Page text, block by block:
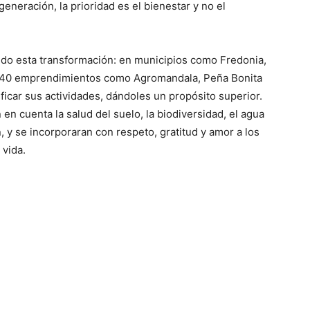
la prioridad es el bienestar y no el
esta transformación: en municipios como Fredonia,
emprendimientos como Agromandala, Peña Bonita
sus actividades, dándoles un propósito superior.
cuenta la salud del suelo, la biodiversidad, el agua
y se incorporaran con respeto, gratitud y amor a los